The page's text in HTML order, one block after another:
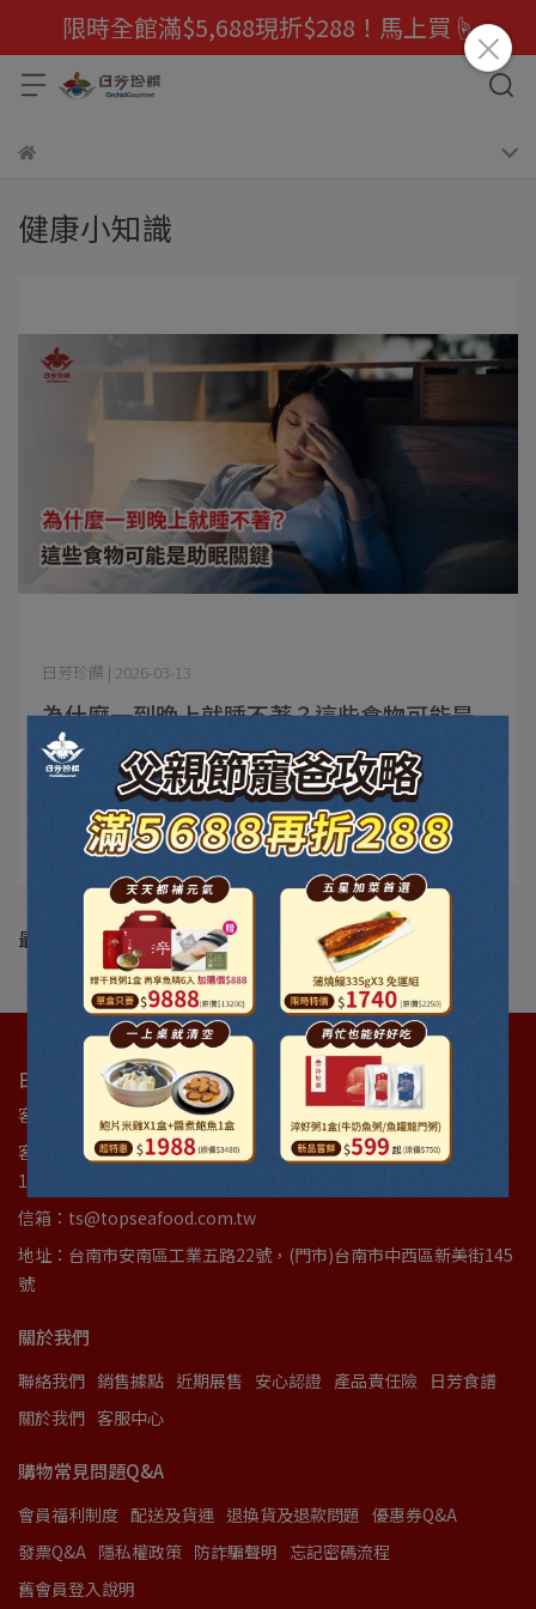
限時全館滿$5,688現折$288！馬上買☝️
健康小知識
為什麼一到晚上就睡不著？這些食物可能是
助眠關鍵
日芳珍饌 | 2026-03-13
為什麼一到晚上就睡不著？這些食物可能是助眠關鍵 不知
道你有沒有過這⋯
閱讀更多 ->
最新動態
日芳珍饌 ｜ 統編89502532 統編37616464
客服專線：(06)3842277
客服時間：週一至週五(國定假日例外)08:00am~12:00am｜
13:00pm~17:00pm
信箱：ts@topseafood.com.tw
地址：台南市安南區工業五路22號，(門市)台南市中西區新美街145
號
關於我們
聯絡我們 銷售據點 近期展售 安心認證 產品責任險 日芳食譜
關於我們 客服中心
購物常見問題Q&A
會員福利制度 配送及貨運 退換貨及退款問題 優惠券Q&A
發票Q&A 隱私權政策 防詐騙聲明 忘記密碼流程
舊會員登入說明